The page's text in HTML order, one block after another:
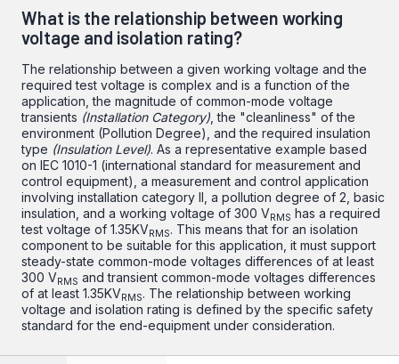
What is the relationship between working
voltage and isolation rating?
The relationship between a given working voltage and the
required test voltage is complex and is a function of the
application, the magnitude of common-mode voltage
transients (Installation Category) , the "cleanliness" of the
environment (Pollution Degree), and the required insulation
type (Insulation Level). As a representative example based
on IEC 1010-1 (international standard for measurement and
control equipment), a measurement and control application
involving installation category II, a pollution degree of 2, basic
insulation, and a working voltage of 300 VRMS has a required
test voltage of 1.35KVRMS. This means that for an isolation
component to be suitable for this application, it must support
steady-state common-mode voltages differences of at least
300 VRMS and transient common-mode voltages differences
of at least 1.35KVRMS. The relationship between working
voltage and isolation rating is defined by the specific safety
standard for the end-equipment under consideration.